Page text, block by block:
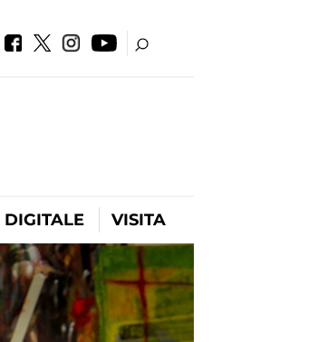
DIGITALE VISITA